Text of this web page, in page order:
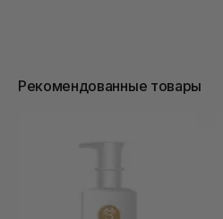
Рекомендованные товары